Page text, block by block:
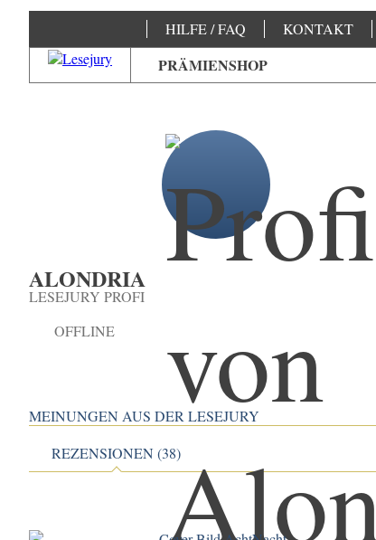
HILFE / FAQ KONTAKT
PRÄMIENSHOP
ALONDRIA
LESEJURY PROFI
OFFLINE
MEINUNGEN AUS DER LESEJURY
REZENSIONEN (38)